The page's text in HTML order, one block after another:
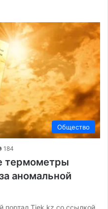
Общество
184
термометры
аномальной
портал Tiek.kz со ссылкой